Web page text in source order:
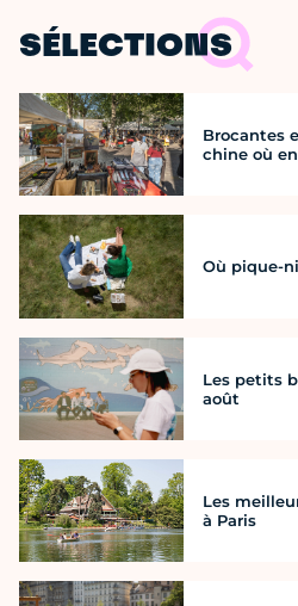
SÉLECTIONS
Brocantes
chine où
Où pique-
Les petits
août
Les
à Paris